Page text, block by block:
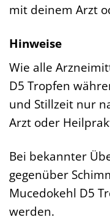
mit deinem Arzt
Hinweise
Wie alle
D5 Tropfen
und Stillzeit nur
Arzt oder
Bei bekannter
gegenüber
Mucedokehl D5
werden.